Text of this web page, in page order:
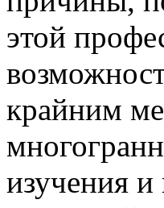
этой
крайним
изучения